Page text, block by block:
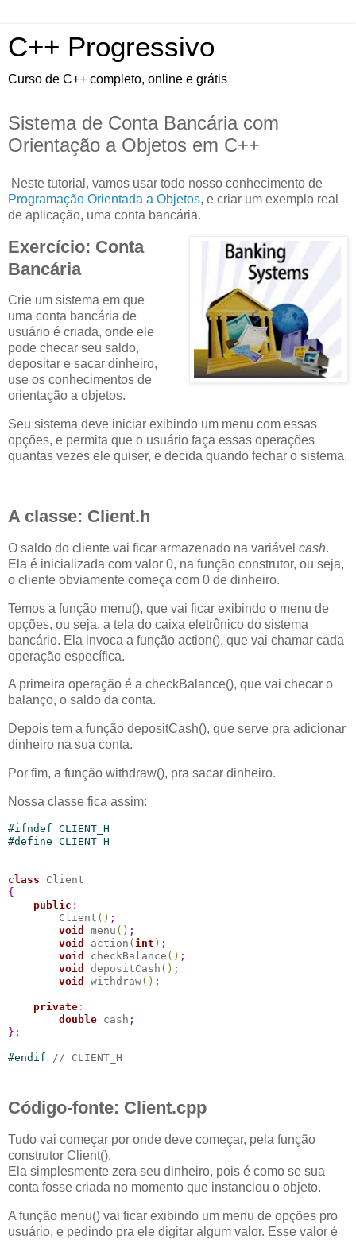
C++ Progressivo
Curso de C++ completo, online e grátis
Sistema de Conta Bancária com
Orientação a Objetos em C++
Neste tutorial, vamos usar todo nosso conhecimento de
Programação Orientada a Objetos, e criar um exemplo real
de aplicação, uma conta bancária.
Exercício: Conta
Bancária
Crie um sistema em que
uma conta bancária de
usuário é criada, onde ele
pode checar seu saldo,
depositar e sacar dinheiro,
use os conhecimentos de
orientação a objetos.
Seu sistema deve iniciar exibindo um menu com essas
opções, e permita que o usuário faça essas operações
quantas vezes ele quiser, e decida quando fechar o sistema.
A classe: Client.h
O saldo do cliente vai ficar armazenado na variável cash.
Ela é inicializada com valor 0, na função construtor, ou seja,
o cliente obviamente começa com 0 de dinheiro.
Temos a função menu(), que vai ficar exibindo o menu de
opções, ou seja, a tela do caixa eletrônico do sistema
bancário. Ela invoca a função action(), que vai chamar cada
operação específica.
A primeira operação é a checkBalance(), que vai checar o
balanço, o saldo da conta.
Depois tem a função depositCash(), que serve pra adicionar
dinheiro na sua conta.
Por fim, a função withdraw(), pra sacar dinheiro.
Nossa classe fica assim:
#ifndef CLIENT_H
#define CLIENT_H
class
{
public :
        Client
( ) ;
void
menu ( ) ;
void
action ( int ) ;
void
checkBalance ( ) ;
void
depositCash ( ) ;
void
withdraw( ) ;
private :
double cash ;
} ;
#endif // CLIENT_H
Código-fonte: Client.cpp
Tudo vai começar por onde deve começar, pela função
construtor Client().
Ela simplesmente zera seu dinheiro, pois é como se sua
conta fosse criada no momento que instanciou o objeto.
A função menu() vai ficar exibindo um menu de opções pro
usuário, e pedindo pra ele digitar algum valor. Esse valor é